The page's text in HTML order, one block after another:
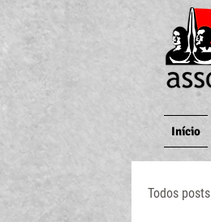
Início
Todos posts